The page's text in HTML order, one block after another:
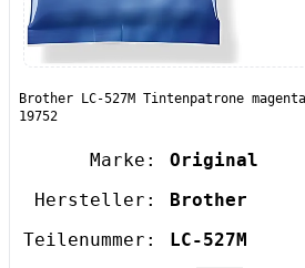
Brother LC-527M Tintenpatrone
19752
Marke:
Original
Hersteller:
Brother
Teilenummer:
LC-527M